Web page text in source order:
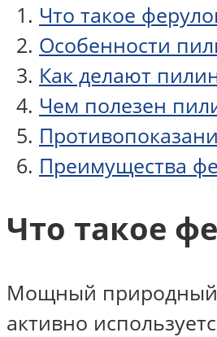
Что такое
Особенности
Как делают
Чем полезен
Преимущества
Что такое
Мощный природный
активно